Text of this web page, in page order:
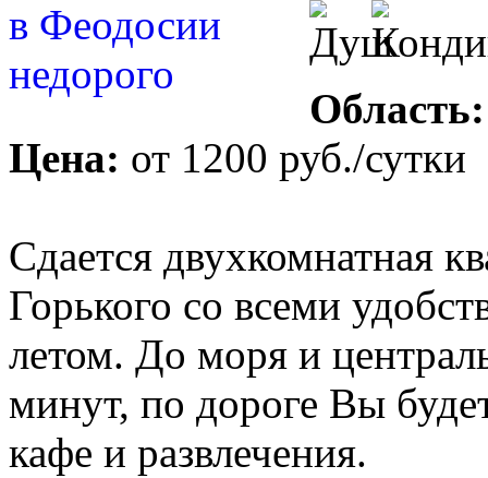
Область:
Цена: от 1200 руб./сутки
Сдается двухкомнатная
Горького со всеми
летом. До моря и
минут, по дороге Вы
кафе и развлечения.